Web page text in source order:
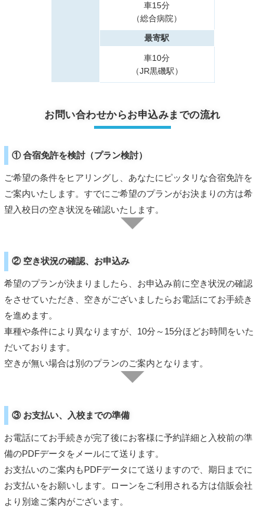
車15分
（総合病院）
最寄駅
車10分
（JR黒磯駅）
お問い合わせからお申込みまでの流れ
① 合宿免許を検討（プラン検討）
ご希望の条件をヒアリングし、あなたにピッタリな合宿免許を
ご案内いたします。すでにご希望のプランがお決まりの方は希
望入校日の空き状況を確認いたします。
② 空き状況の確認、お申込み
希望のプランが決まりましたら、お申込み前に空き状況の確認
をさせていただき、空きがございましたらお電話にてお手続き
を進めます。
車種や条件により異なりますが、10分～15分ほどお時間をいた
だいております。
空きが無い場合は別のプランのご案内となります。
③ お支払い、入校までの準備
お電話にてお手続きが完了後にお客様に予約詳細と入校前の準
備のPDFデータをメールにて送ります。
お支払いのご案内もPDFデータにて送りますので、期日までに
お支払いをお願いします。ローンをご利用される方は信販会社
より別途ご案内がございます。